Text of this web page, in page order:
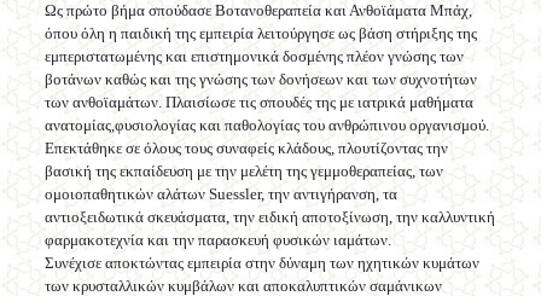
Ως πρώτο βήμα σπούδασε Βοτανοθεραπεία και Ανθοϊάματα Μπάχ,
όπου όλη η παιδική της εμπειρία λειτούργησε ως βάση στήριξης της
εμπεριστατωμένης και επιστημονικά δοσμένης πλέον γνώσης των
βοτάνων καθώς και της γνώσης των δονήσεων και των συχνοτήτων
των ανθοϊαμάτων. Πλαισίωσε τις σπουδές της με ιατρικά μαθήματα
ανατομίας,φυσιολογίας και παθολογίας του ανθρώπινου οργανισμού.
Επεκτάθηκε σε όλους τους συναφείς κλάδους, πλουτίζοντας την
βασική της εκπαίδευση με την μελέτη της γεμμοθεραπείας, των
ομοιοπαθητικών αλάτων Suessler, την αντιγήρανση, τα
αντιοξειδωτικά σκευάσματα, την ειδική αποτοξίνωση, την καλλυντική
φαρμακοτεχνία και την παρασκευή φυσικών ιαμάτων.
Συνέχισε αποκτώντας εμπειρία στην δύναμη των ηχητικών κυμάτων
των κρυσταλλικών κυμβάλων και αποκαλυπτικών σαμάνικων